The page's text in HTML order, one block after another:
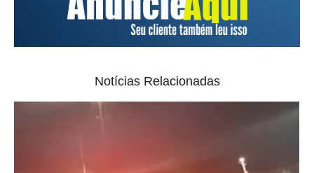
Notícias Relacionadas